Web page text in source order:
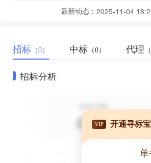
最新动态： 2025-11-04
招标 （0） 中标 （0） 代理
招标分析
VIP 开通寻标